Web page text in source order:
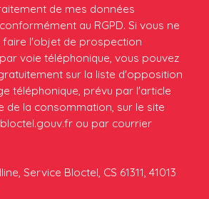
de mes données
au RGPD. Si vous ne
faire l'objet de prospection
voie téléphonique, vous pouvez
sur la liste d'opposition
téléphonique, prévu par l'article
de la consommation, sur le site
ou par courrier
Service Bloctel, CS 61311, 41013